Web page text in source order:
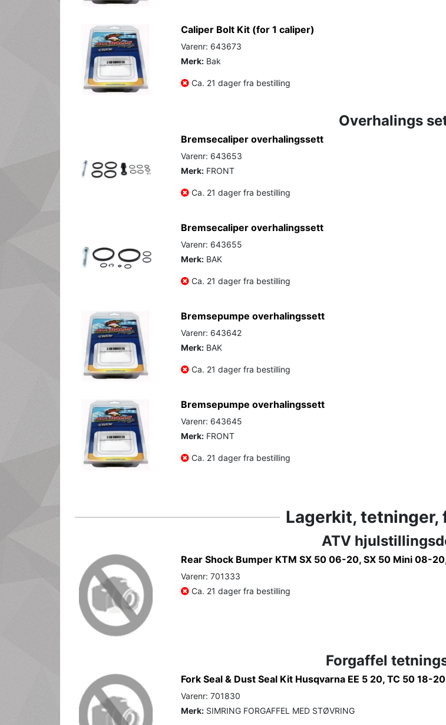
Caliper Bolt Kit (for 1 caliper)
Varenr: 643673
Merk: Bak
Ca. 21 dager fra bestilling
Overhalings
Bremsecaliper overhalingssett
Varenr: 643653
Merk: FRONT
Ca. 21 dager fra bestilling
Bremsecaliper overhalingssett
Varenr: 643655
Merk: BAK
Ca. 21 dager fra bestilling
Bremsepumpe overhalingssett
Varenr: 643642
Merk: BAK
Ca. 21 dager fra bestilling
Bremsepumpe overhalingssett
Varenr: 643645
Merk: FRONT
Ca. 21 dager fra bestilling
Lagerkit, tetninger,
ATV
Rear Shock Bumper KTM SX 50 06-20, SX 50 Mini 08-
Varenr: 701333
Ca. 21 dager fra bestilling
Forgaffel
Fork Seal & Dust Seal Kit Husqvarna EE 5 20, TC 50 18-
Varenr: 701830
Merk: SIMRING FORGAFFEL MED STØVRING